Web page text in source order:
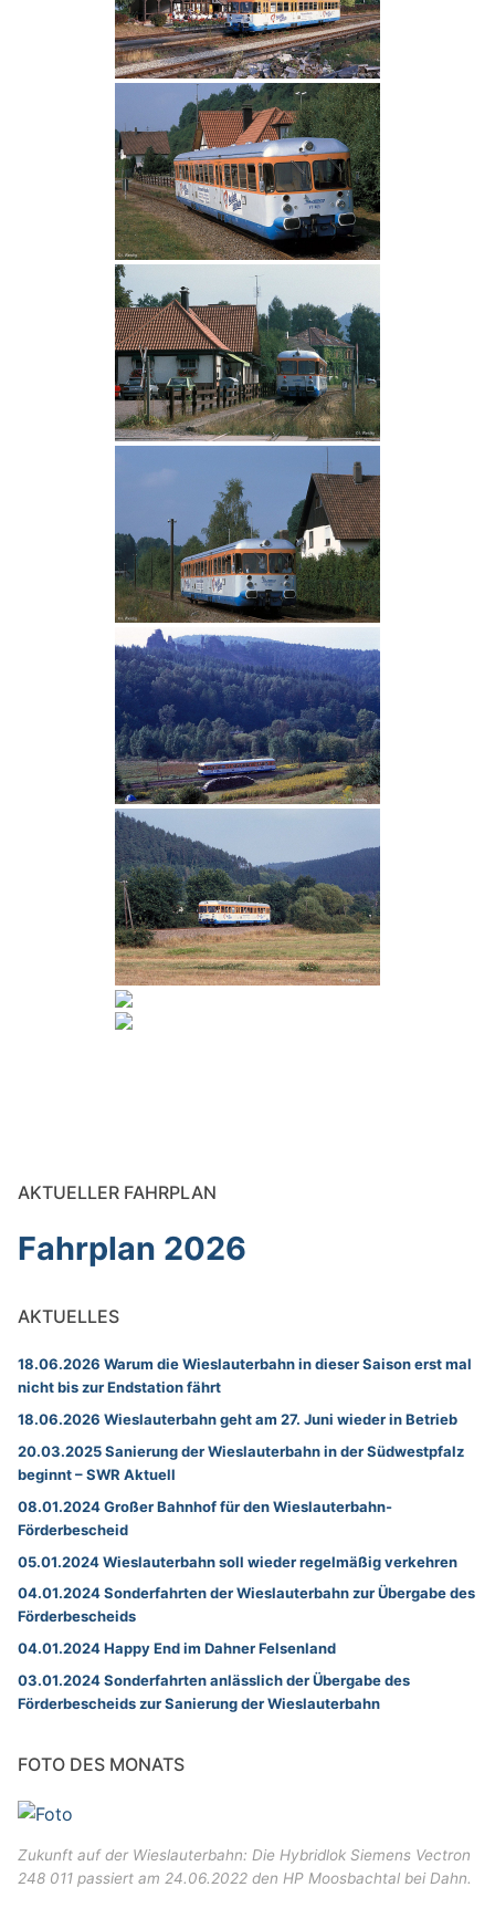
AKTUELLER FAHRPLAN
Fahrplan 2026
AKTUELLES
18.06.2026 Warum die Wieslauterbahn in dieser Saison erst mal
nicht bis zur Endstation fährt
18.06.2026 Wieslauterbahn geht am 27. Juni wieder in Betrieb
20.03.2025 Sanierung der Wieslauterbahn in der Südwestpfalz
beginnt – SWR Aktuell
08.01.2024 Großer Bahnhof für den Wieslauterbahn-
Förderbescheid
05.01.2024 Wieslauterbahn soll wieder regelmäßig verkehren
04.01.2024 Sonderfahrten der Wieslauterbahn zur Übergabe des
Förderbescheids
04.01.2024 Happy End im Dahner Felsenland
03.01.2024 Sonderfahrten anlässlich der Übergabe des
Förderbescheids zur Sanierung der Wieslauterbahn
FOTO DES MONATS
Zukunft auf der Wieslauterbahn: Die Hybridlok Siemens Vectron
248 011 passiert am 24.06.2022 den HP Moosbachtal bei Dahn.